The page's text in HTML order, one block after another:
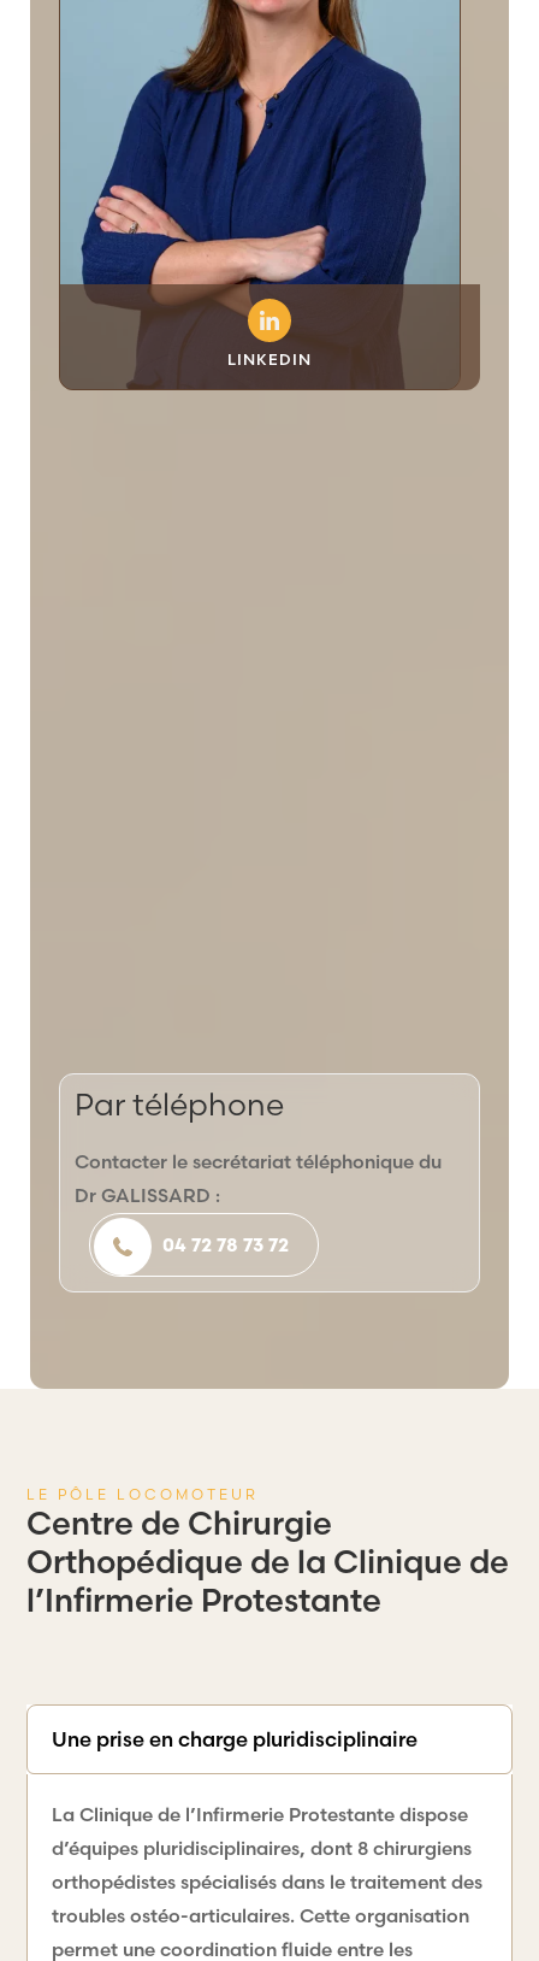
LINKEDIN
Par téléphone
Contacter le secrétariat téléphonique du
Dr GALISSARD :
04 72 78 73 72
LE PÔLE LOCOMOTEUR
Centre de Chirurgie
Orthopédique de la Clinique de
l’Infirmerie Protestante
Une prise en charge pluridisciplinaire
La Clinique de l’Infirmerie Protestante dispose
d’équipes pluridisciplinaires, dont 8 chirurgiens
orthopédistes spécialisés dans le traitement des
troubles ostéo-articulaires. Cette organisation
permet une coordination fluide entre les